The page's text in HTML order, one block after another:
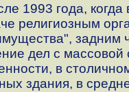
1993 года, когда
религиозным
задним
дел с массовой
в
здания, в